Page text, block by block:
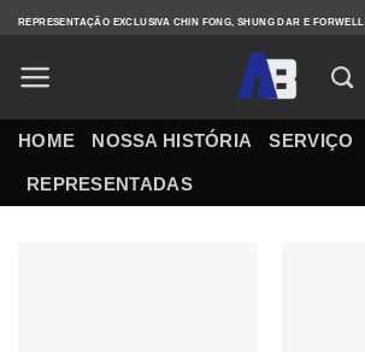
Skip
content
REPRESENTAÇÃO EXCLUSIVA CHIN FONG, SHUNG DAR E FORWELL
HOME NOSSA HISTÓRIA SERVIÇO
REPRESENTADAS